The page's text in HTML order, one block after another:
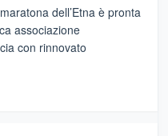
dell’Etna è pronta
associazione
con rinnovato